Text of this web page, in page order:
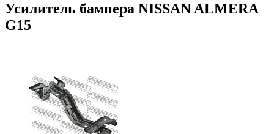
Усилитель бампера NISSAN ALMERA
G15